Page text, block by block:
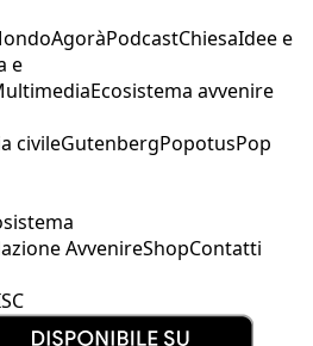
AgoràPodcastChiesaIdee e
e
Ecosistema avvenire
civileGutenbergPopotusPop
AvvenireShopContatti